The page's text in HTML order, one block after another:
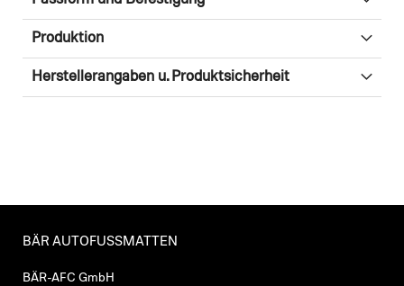
Produktion
Herstellerangaben u. Produktsicherheit
BÄR AUTOFUSSMATTEN
BÄR-AFC GmbH